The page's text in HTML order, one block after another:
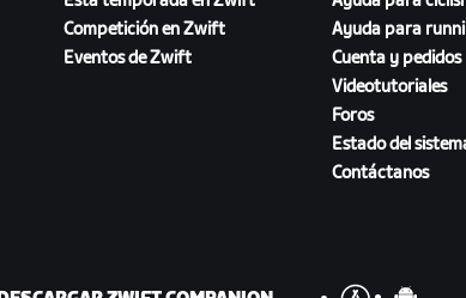
Competición en Zwift
Eventos de Zwift
Ayuda para
Cuenta y pedidos
Videotutoriales
Foros
Estado del
Contáctanos